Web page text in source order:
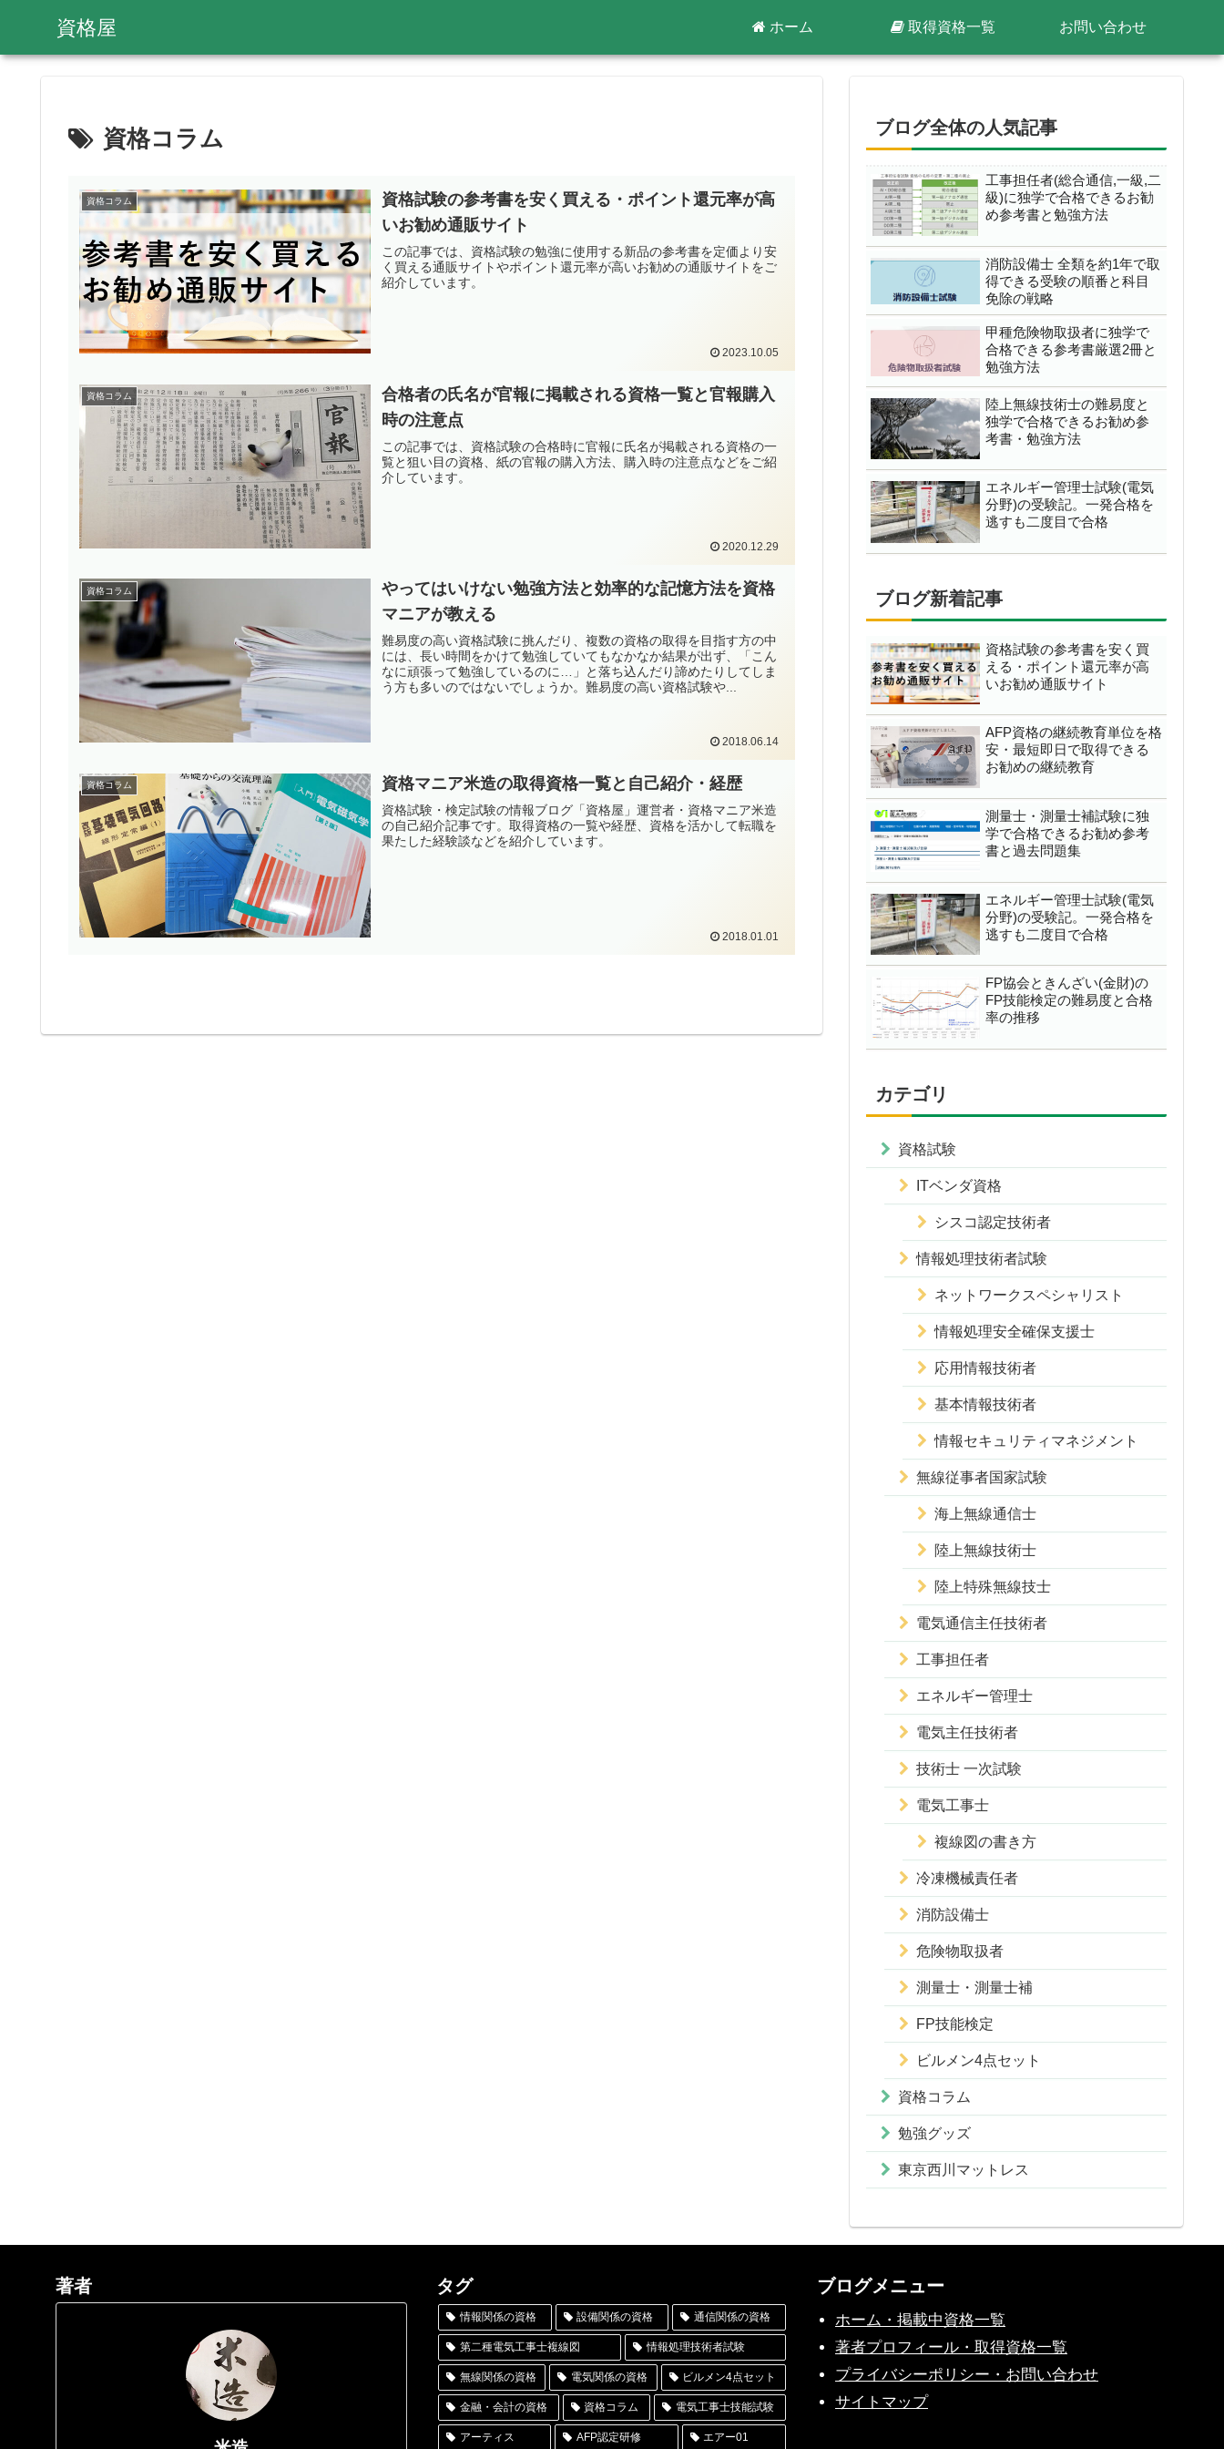
資格屋 ホーム 取得資格一覧 お問い合わせ
資格コラム
資格コラム
資格試験の参考書を安く買える・ポイント還元率が高
いお勧め通販サイト
この記事では、資格試験の勉強に使用する新品の参考書を定価より安
く買える通販サイトやポイント還元率が高いお勧めの通販サイトをご
紹介しています。
2023.10.05
資格コラム
合格者の氏名が官報に掲載される資格一覧と官報購入
時の注意点
この記事では、資格試験の合格時に官報に氏名が掲載される資格の一
覧と狙い目の資格、紙の官報の購入方法、購入時の注意点などをご紹
介しています。
2020.12.29
資格コラム
やってはいけない勉強方法と効率的な記憶方法を資格
マニアが教える
難易度の高い資格試験に挑んだり、複数の資格の取得を目指す方の中
には、長い時間をかけて勉強していてもなかなか結果が出ず、「こん
なに頑張って勉強しているのに…」と落ち込んだり諦めたりしてしま
う方も多いのではないでしょうか。難易度の高い資格試験や...
2018.06.14
資格コラム 資格マニア米造の取得資格一覧と自己紹介・経歴
資格試験・検定試験の情報ブログ「資格屋」運営者・資格マニア米造
の自己紹介記事です。取得資格の一覧や経歴、資格を活かして転職を
果たした経験談などを紹介しています。
2018.01.01
ブログ全体の人気記事
工事担任者(総合通信,一級,二
級)に独学で合格できるお勧
め参考書と勉強方法
消防設備士 全類を約1年で取
得できる受験の順番と科目
免除の戦略
甲種危険物取扱者に独学で
合格できる参考書厳選2冊と
勉強方法
陸上無線技術士の難易度と
独学で合格できるお勧め参
考書・勉強方法
エネルギー管理士試験(電気
分野)の受験記。一発合格を
逃すも二度目で合格
ブログ新着記事
資格試験の参考書を安く買
える・ポイント還元率が高
いお勧め通販サイト
AFP資格の継続教育単位を格
安・最短即日で取得できる
お勧めの継続教育
測量士・測量士補試験に独
学で合格できるお勧め参考
書と過去問題集
エネルギー管理士試験(電気
分野)の受験記。一発合格を
逃すも二度目で合格
FP協会ときんざい(金財)の
FP技能検定の難易度と合格
率の推移
カテゴリ
資格試験
ITベンダ資格
シスコ認定技術者
情報処理技術者試験
ネットワークスペシャリスト
情報処理安全確保支援士
応用情報技術者
基本情報技術者
情報セキュリティマネジメント
無線従事者国家試験
海上無線通信士
陸上無線技術士
陸上特殊無線技士
電気通信主任技術者
工事担任者
エネルギー管理士
電気主任技術者
技術士 一次試験
電気工事士
複線図の書き方
冷凍機械責任者
消防設備士
危険物取扱者
測量士・測量士補
FP技能検定
ビルメン4点セット
資格コラム
勉強グッズ
東京西川マットレス
著者 タグ
情報関係の資格 設備関係の資格 通信関係の資格
第二種電気工事士複線図 情報処理技術者試験
無線関係の資格 電気関係の資格 ビルメン4点セット
金融・会計の資格 資格コラム 電気工事士技能試験
アーティス AFP認定研修 エアー01
ブログメニュー
ホーム・掲載中資格一覧
著者プロフィール・取得資格一覧
プライバシーポリシー・お問い合わせ
サイトマップ